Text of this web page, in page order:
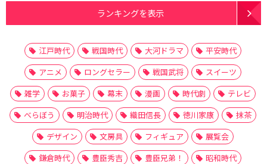
ランキングを表示
江戸時代 戦国時代 大河ドラマ
平安時代
アニメ
ロングセラー 戦国武将
スイーツ
雑学
お菓子 幕末 漫画 時代劇
テレビ
べらぼう
明治時代 織田信長 徳川家康
抹茶
デザイン
文房具 フィギュア
展覧会
鎌倉時代
豊臣秀吉 豊臣兄弟！
昭和時代